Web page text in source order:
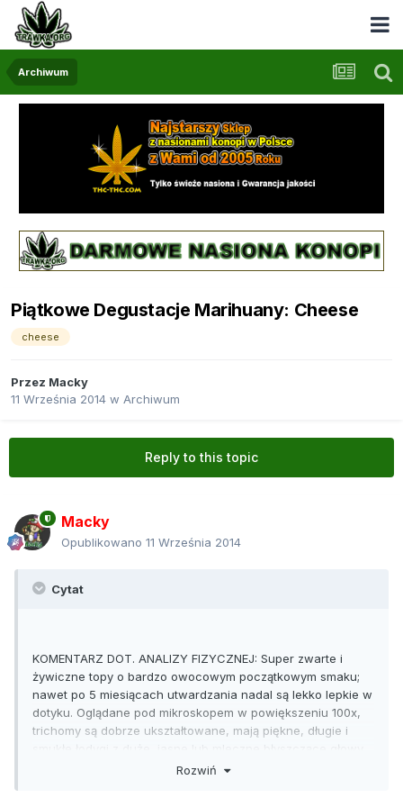
Archiwum
Piątkowe Degustacje Marihuany: Cheese
cheese
Przez Macky
11 Września 2014 w Archiwum
Reply to this topic
Macky
Opublikowano 11 Września 2014
Cytat
KOMENTARZ DOT. ANALIZY FIZYCZNEJ: Super zwarte i
żywiczne topy o bardzo owocowym początkowym smaku;
nawet po 5 miesiącach utwardzania nadal są lekko lepkie w
dotyku. Oglądane pod mikroskopem w powiększeniu 100x,
trichomy są dobrze ukształtowane, mają piękne, długie i
10/10 jeśli chodzi o wygląd.Rozwiń